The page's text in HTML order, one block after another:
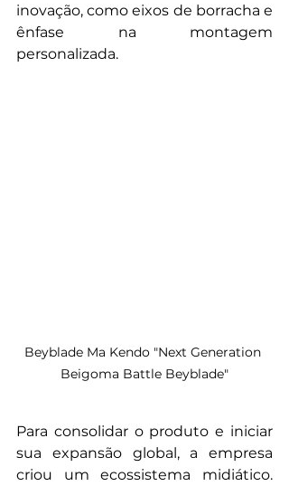
inovação, como eixos de borracha e
ênfase na montagem
personalizada.
Beyblade Ma Kendo "Next Generation
Beigoma Battle Beyblade"
Para consolidar o produto e iniciar
sua expansão global, a empresa
criou um ecossistema midiático.